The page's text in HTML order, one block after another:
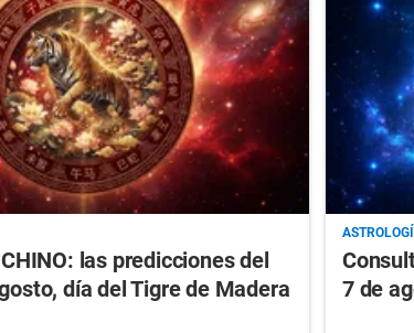
CHINO: las predicciones del
día del Tigre de Madera
7 de